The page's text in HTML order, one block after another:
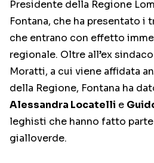
Presidente della Regione
Fontana, che ha presentato i
che entrano con effetto
regionale. Oltre all’ex
Moratti, a cui viene affidata
della Regione, Fontana ha
Alessandra Locatelli e
leghisti che hanno fatto
gialloverde.